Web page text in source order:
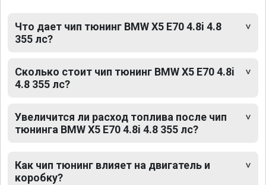
Что дает чип тюнинг BMW X5 E70 4.8i 4.8
355 лс?
Сколько стоит чип тюнинг BMW X5 E70 4.8i
4.8 355 лс?
Увеличится ли расход топлива после чип
тюнинга BMW X5 E70 4.8i 4.8 355 лс?
Как чип тюнинг влияет на двигатель и
коробку?